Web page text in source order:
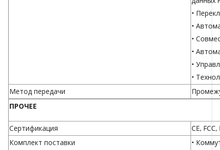
•
•
•
•
•
•
Метод передачи
ПРОЧЕЕ
Сертификация
CE, FCC,
Комплект поставки
•